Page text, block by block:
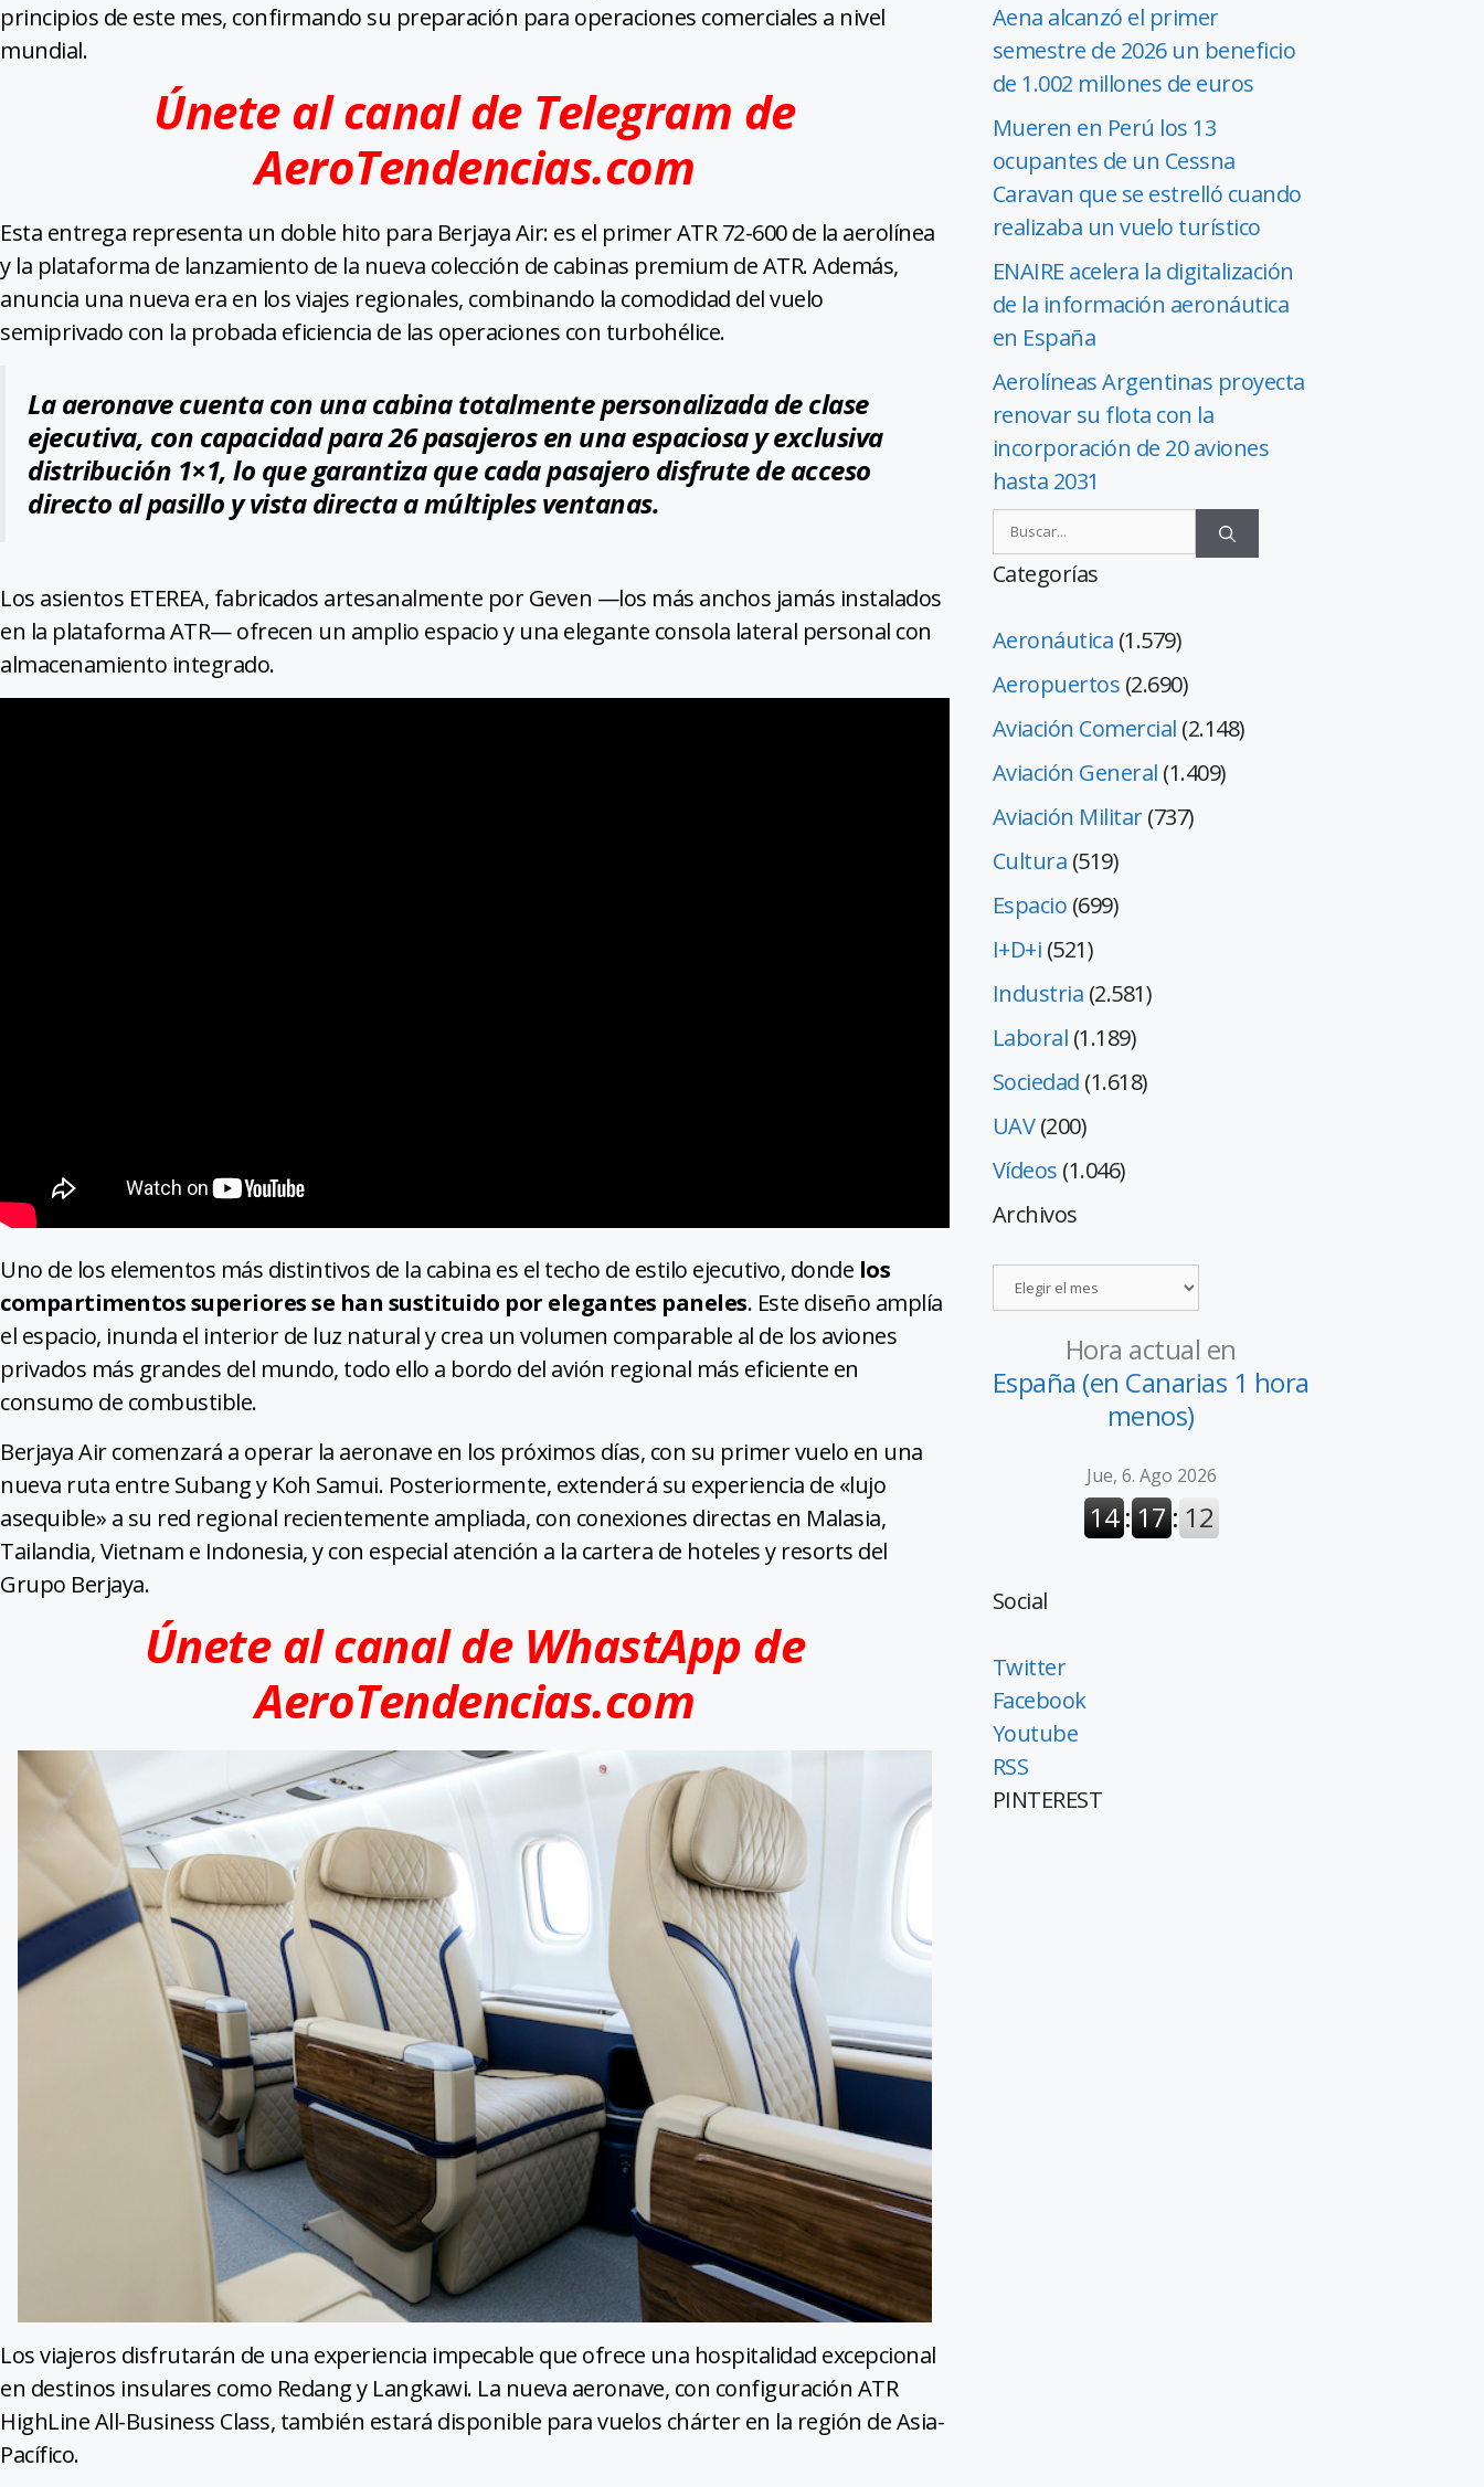
principios de este mes, confirmando su preparación para operaciones comerciales a nivel
mundial.
Únete al canal de Telegram de
AeroTendencias.com
Esta entrega representa un doble hito para Berjaya Air: es el primer ATR 72-600 de la aerolínea
y la plataforma de lanzamiento de la nueva colección de cabinas premium de ATR. Además,
anuncia una nueva era en los viajes regionales, combinando la comodidad del vuelo
semiprivado con la probada eficiencia de las operaciones con turbohélice.
La aeronave cuenta con una cabina totalmente personalizada de clase
ejecutiva, con capacidad para 26 pasajeros en una espaciosa y exclusiva
distribución 1×1, lo que garantiza que cada pasajero disfrute de acceso
directo al pasillo y vista directa a múltiples ventanas.
Los asientos ETEREA, fabricados artesanalmente por Geven —los más anchos jamás instalados
en la plataforma ATR— ofrecen un amplio espacio y una elegante consola lateral personal con
almacenamiento integrado.
Uno de los elementos más distintivos de la cabina es el techo de estilo ejecutivo, donde los
compartimentos superiores se han sustituido por elegantes paneles. Este diseño amplía
el espacio, inunda el interior de luz natural y crea un volumen comparable al de los aviones
privados más grandes del mundo, todo ello a bordo del avión regional más eficiente en
consumo de combustible.
Berjaya Air comenzará a operar la aeronave en los próximos días, con su primer vuelo en una
nueva ruta entre Subang y Koh Samui. Posteriormente, extenderá su experiencia de «lujo
asequible» a su red regional recientemente ampliada, con conexiones directas en Malasia,
Tailandia, Vietnam e Indonesia, y con especial atención a la cartera de hoteles y resorts del
Grupo Berjaya.
Únete al canal de WhastApp de
AeroTendencias.com
Los viajeros disfrutarán de una experiencia impecable que ofrece una hospitalidad excepcional
en destinos insulares como Redang y Langkawi. La nueva aeronave, con configuración ATR
HighLine All-Business Class, también estará disponible para vuelos chárter en la región de Asia-
Pacífico.
Aena alcanzó el primer
semestre de 2026 un beneficio
de 1.002 millones de euros
Mueren en Perú los 13
ocupantes de un Cessna
Caravan que se estrelló cuando
realizaba un vuelo turístico
ENAIRE acelera la digitalización
de la información aeronáutica
en España
Aerolíneas Argentinas proyecta
renovar su flota con la
incorporación de 20 aviones
hasta 2031
Categorías
Aeronáutica (1.579)
Aeropuertos (2.690)
Aviación Comercial (2.148)
Aviación General (1.409)
Aviación Militar(737)
Cultura (519)
Espacio (699)
I+D+i (521)
Industria (2.581)
Laboral (1.189)
Sociedad (1.618)
UAV(200)
Vídeos (1.046)
Archivos
Hora actual en
España (en Canarias 1 hora
menos)
Social
Twitter
Facebook
Youtube
RSS
PINTEREST